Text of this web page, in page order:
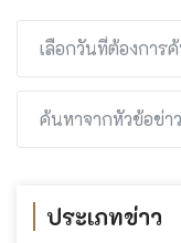
ประเภทข่าว